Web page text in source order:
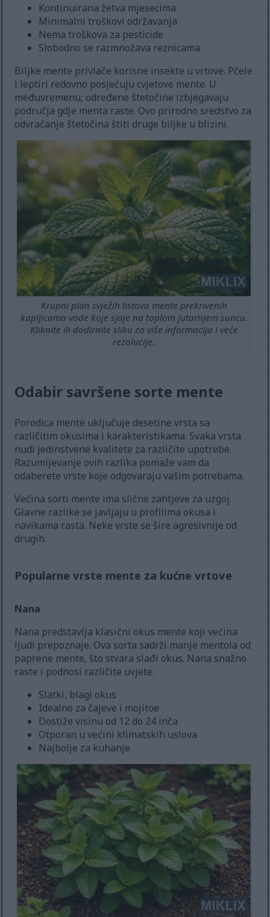
Kontinuirana žetva mjesecima
Minimalni troškovi održavanja
Nema troškova za pesticide
Slobodno se razmnožava reznicama
Biljke mente privlače korisne insekte u vrtove. Pčele
i leptiri redovno posjećuju cvjetove mente. U
međuvremenu, određene štetočine izbjegavaju
područja gdje menta raste. Ovo prirodno sredstvo za
odvraćanje štetočina štiti druge biljke u blizini.
Krupni plan svježih listova mente prekrivenih
kapljicama vode koje sjaje na toplom jutarnjem suncu.
Kliknite ili dodirnite sliku za više informacija i veće
rezolucije.
Odabir savršene sorte mente
Porodica mente uključuje desetine vrsta sa
različitim okusima i karakteristikama. Svaka vrsta
nudi jedinstvene kvalitete za različite upotrebe.
Razumijevanje ovih razlika pomaže vam da
odaberete vrste koje odgovaraju vašim potrebama.
Većina sorti mente ima slične zahtjeve za uzgoj.
Glavne razlike se javljaju u profilima okusa i
navikama rasta. Neke vrste se šire agresivnije od
drugih.
Popularne vrste mente za kućne vrtove
Nana
Nana predstavlja klasični okus mente koji većina
ljudi prepoznaje. Ova sorta sadrži manje mentola od
paprene mente, što stvara slađi okus. Nana snažno
raste i podnosi različite uvjete.
Slatki, blagi okus
Idealno za čajeve i mojitoe
Dostiže visinu od 12 do 24 inča
Otporan u većini klimatskih uslova
Najbolje za kuhanje